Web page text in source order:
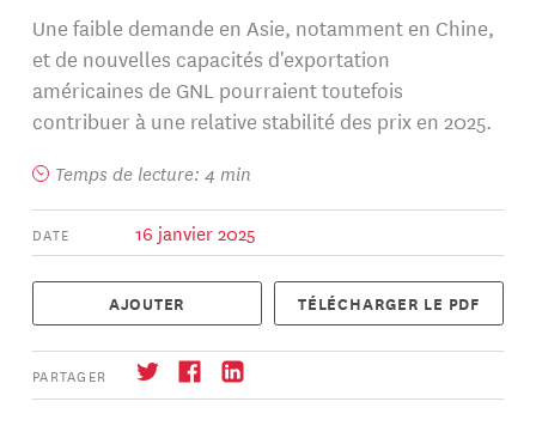
Une faible demande en Asie, notamment en Chine,
et de nouvelles capacités d'exportation
américaines de GNL pourraient toutefois
contribuer à une relative stabilité des prix en 2025.
Temps de lecture: 4 min
DATE 16 janvier 2025
AJOUTER TÉLÉCHARGER LE PDF
PARTAGER